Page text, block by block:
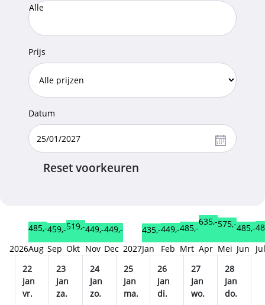
Alle
Prijs
Datum
Reset voorkeuren
2026
485,-
Aug
459,-
Sep
519,-
Okt
449,-
Nov
449,-
Dec 2027
435,-
Jan
449,-
Feb
485,-
Mrt
635,-
Apr
575,-
Mei
485,-
Jun
Jul
22
Jan
vr.
23
Jan
za.
24
Jan
zo.
25
Jan
ma.
26
Jan
di.
27
Jan
wo.
28
Jan
do.